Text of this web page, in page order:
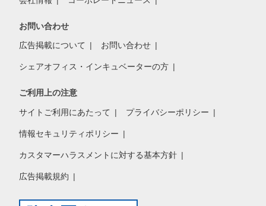
お問い合わせ
広告掲載について お問い合わせ
シェアオフィス・インキュベーターの方
ご利用上の注意
サイトご利用にあたって プライバシーポリシー
情報セキュリティポリシー
カスタマーハラスメントに対する基本方針
広告掲載規約